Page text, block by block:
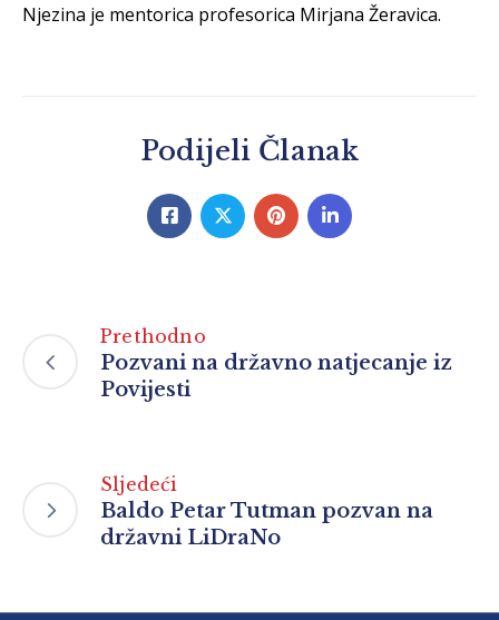
Njezina je mentorica profesorica Mirjana Žeravica.
Podijeli Članak
Prethodno
Pozvani na državno natjecanje iz
Povijesti
Sljedeći
Baldo Petar Tutman pozvan na
državni LiDraNo